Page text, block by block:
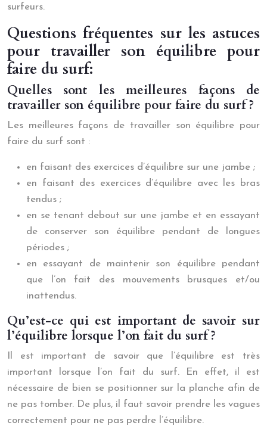
surfeurs.
Questions fréquentes sur les astuces
pour travailler son équilibre pour
faire du surf:
Quelles sont les meilleures façons de
travailler son équilibre pour faire du surf ?
Les meilleures façons de travailler son équilibre pour
faire du surf sont :
en faisant des exercices d’équilibre sur une jambe ;
en faisant des exercices d’équilibre avec les bras
tendus ;
en se tenant debout sur une jambe et en essayant
de conserver son équilibre pendant de longues
périodes ;
en essayant de maintenir son équilibre pendant
que l’on fait des mouvements brusques et/ou
inattendus.
Qu’est-ce qui est important de savoir sur
l’équilibre lorsque l’on fait du surf ?
Il est important de savoir que l’équilibre est très
important lorsque l’on fait du surf. En effet, il est
nécessaire de bien se positionner sur la planche afin de
ne pas tomber. De plus, il faut savoir prendre les vagues
correctement pour ne pas perdre l’équilibre.